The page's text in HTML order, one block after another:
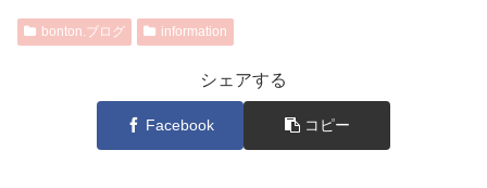
bonton.ブログ information
シェアする
Facebook コピー